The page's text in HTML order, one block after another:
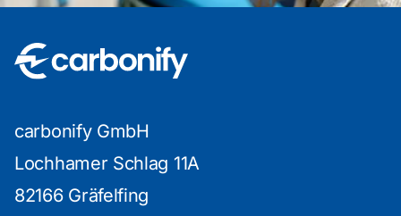
carbonify GmbH
Lochhamer Schlag 11A
82166 Gräfelfing